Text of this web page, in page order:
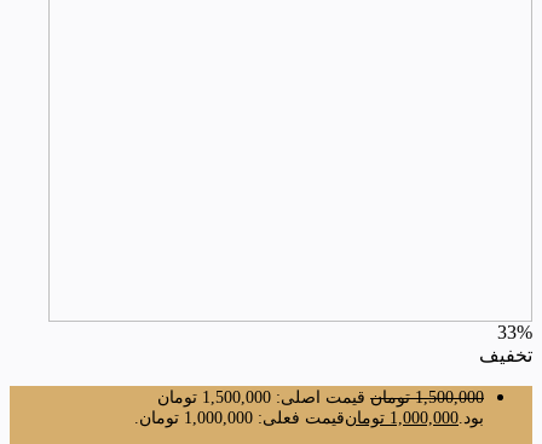
33%
تخفیف
1,500,000 تومان
قیمت اصلی: 1,500,000 تومان
بود. 1,000,000 تومانقیمت فعلی: 1,000,000 تومان.